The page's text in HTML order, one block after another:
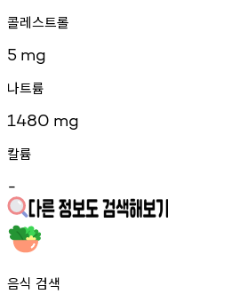
콜레스트롤
5 mg
나트륨
1480 mg
칼륨
-
음식 검색